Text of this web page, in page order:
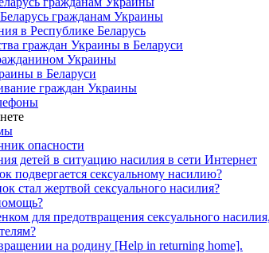
гражданам Украины
в Республике Беларусь
граждан Украины в Беларуси
Украины
в Беларуси
граждан Украины
опасности
детей в ситуацию насилия в сети Интернет
подвергается сексуальному насилию?
стал жертвой сексуального насилия?
для предотвращения сексуального
на родину [Help in returning home].